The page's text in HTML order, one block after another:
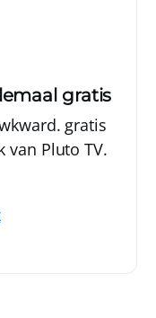
gratis
gratis
van Pluto TV.